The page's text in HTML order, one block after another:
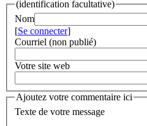
(identification facultative)
Nom
[Se connecter]
Courriel (non publié)
Votre site web
Ajoutez votre commentaire ici
Texte de votre message